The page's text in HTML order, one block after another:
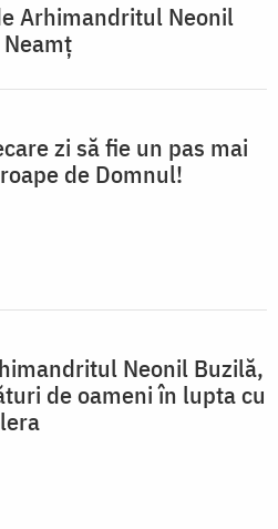
Arhimandritul Neonil
zi să fie un pas mai
de Domnul!
Neonil Buzilă,
de oameni în lupta cu